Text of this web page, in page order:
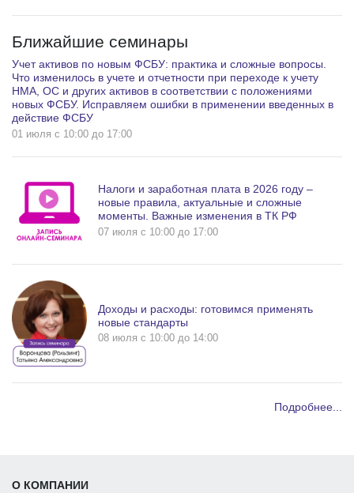
Ближайшие семинары
Учет активов по новым ФСБУ: практика и сложные вопросы.
Что изменилось в учете и отчетности при переходе к учету
НМА, ОС и других активов в соответствии с положениями
новых ФСБУ. Исправляем ошибки в применении введенных в
действие ФСБУ
01 июля c 10:00 до 17:00
Налоги и заработная плата в 2026 году –
новые правила, актуальные и сложные
моменты. Важные изменения в ТК РФ
07 июля c 10:00 до 17:00
Доходы и расходы: готовимся применять
новые стандарты
08 июля c 10:00 до 14:00
Подробнее...
О КОМПАНИИ